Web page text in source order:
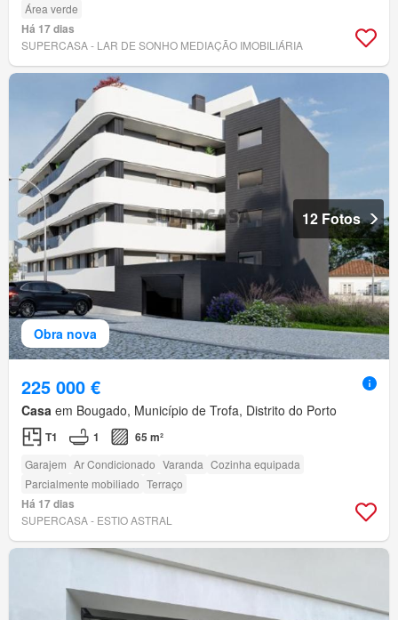
Área verde
Há 17 dias
SUPERCASA - LAR DE SONHO MEDIAÇÃO IMOBILIÁRIA
Obra nova
12 Fotos
225 000 €
Casa em Bougado, Município de Trofa, Distrito do Porto
T1 1 65 m²
Garajem Ar Condicionado Varanda Cozinha equipada
Parcialmente mobiliado Terraço
Há 17 dias
SUPERCASA - ESTIO ASTRAL